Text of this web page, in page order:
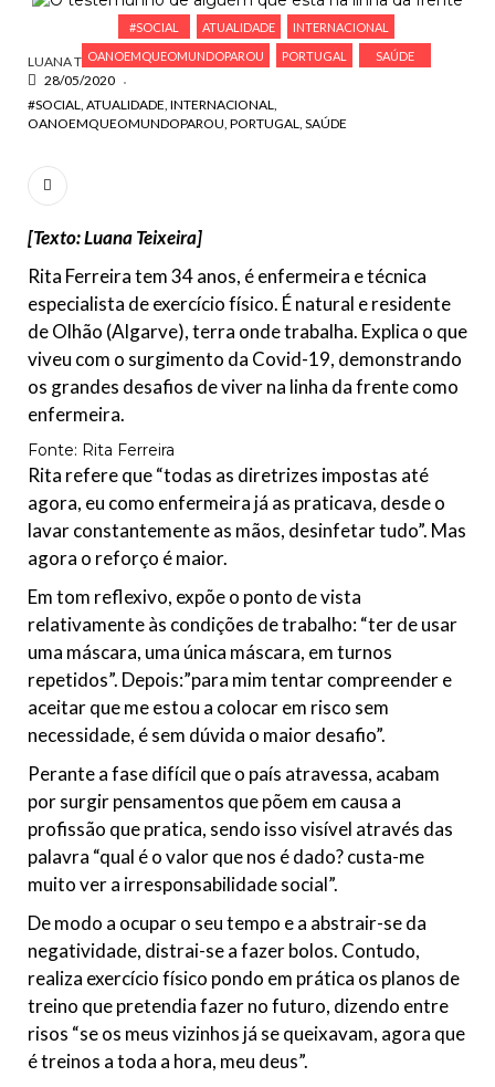
ESCREVA O QUE PROCURA E PRIMA ENTER
#SOCIAL ATUALIDADE
INTERNACIONAL
OANOEMQUEOMUNDOPAROU
PORTUGAL SAÚDE
LUANA TEIXEIRA
28/05/2020
#SOCIAL ATUALIDADE INTERNACIONAL
OANOEMQUEOMUNDOPAROU PORTUGAL SAÚDE
[Texto: Luana Teixeira]
Rita Ferreira tem 34 anos, é enfermeira e técnica
especialista de exercício físico. É natural e residente
de Olhão (Algarve), terra onde trabalha. Explica o que
viveu com o surgimento da Covid-19, demonstrando
os grandes desafios de viver na linha da frente como
enfermeira.
Fonte: Rita Ferreira
Rita refere que “todas as diretrizes impostas até
agora, eu como enfermeira já as praticava, desde o
lavar constantemente as mãos, desinfetar tudo”. Mas
agora o reforço é maior.
Em tom reflexivo, expõe o ponto de vista
relativamente às condições de trabalho: “ter de usar
uma máscara, uma única máscara, em turnos
repetidos”. Depois:”para mim tentar compreender e
aceitar que me estou a colocar em risco sem
necessidade, é sem dúvida o maior desafio”.
Perante a fase difícil que o país atravessa, acabam
por surgir pensamentos que põem em causa a
profissão que pratica, sendo isso visível através das
palavra “qual é o valor que nos é dado? custa-me
muito ver a irresponsabilidade social”.
De modo a ocupar o seu tempo e a abstrair-se da
negatividade, distrai-se a fazer bolos. Contudo,
realiza exercício físico pondo em prática os planos de
treino que pretendia fazer no futuro, dizendo entre
risos “se os meus vizinhos já se queixavam, agora que
é treinos a toda a hora, meu deus”.